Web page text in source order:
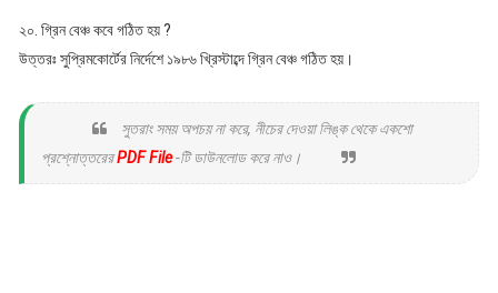
২০. গ্রিন বেঞ্চ কবে গঠিত হয় ?
উত্তরঃ সুপ্রিমকোর্টের নির্দেশে ১৯৮৬ খ্রিস্টাব্দে গ্রিন বেঞ্চ গঠিত হয়।
সুতরাং সময় অপচয় না করে, নীচের দেওয়া লিঙ্ক থেকে একশো
প্রশ্নোত্তরেরPDF File-টি ডাউনলোড করে নাও।